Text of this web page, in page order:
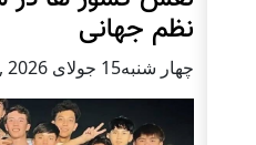
نظم جهانی
چهار شنبه15 جولای 2026 ,